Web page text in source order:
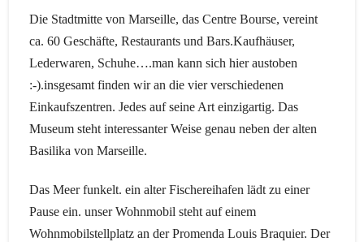
Die Stadtmitte von Marseille, das Centre Bourse, vereint
ca. 60 Geschäfte, Restaurants und Bars.Kaufhäuser,
Lederwaren, Schuhe….man kann sich hier austoben
:-).insgesamt finden wir an die vier verschiedenen
Einkaufszentren. Jedes auf seine Art einzigartig. Das
Museum steht interessanter Weise genau neben der alten
Basilika von Marseille.
Das Meer funkelt. ein alter Fischereihafen lädt zu einer
Pause ein. unser Wohnmobil steht auf einem
Wohnmobilstellplatz an der Promenda Louis Braquier. Der